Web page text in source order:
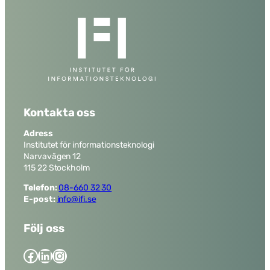
Kontakta oss
Adress
Institutet för informationsteknologi
Narvavägen 12
115 22 Stockholm
Telefon: 08-660 32 30
E-post: info@ifi.se
Följ oss
Facebook LinkedIn Instagram
personligt
innehåll och
erbjudanden.